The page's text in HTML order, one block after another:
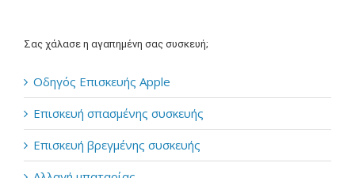
Σας χάλασε η αγαπημένη σας συσκευή;
Οδηγός Επισκευής Apple
Επισκευή σπασμένης συσκευής
Επισκευή βρεγμένης συσκευής